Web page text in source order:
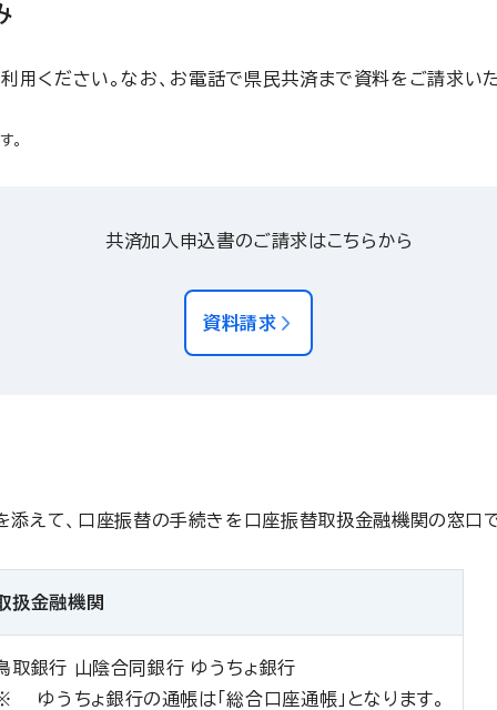
用ください。なお、お電話で県民共済まで資料をご請求い
。
共済加入申込書のご請求はこちらから
資料請求
えて、口座振替の手続きを口座振替取扱金融機関の窓口
扱金融機関
取銀行 山陰合同銀行 ゆうちょ銀行
ゆうちょ銀行の通帳は「総合口座通帳」となります。